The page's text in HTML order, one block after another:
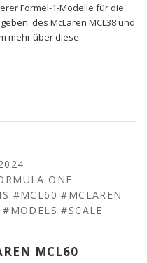
Formel-1-Modelle für die
des McLaren MCL38 und
mehr über diese
ONE
#MCL60 #MCLAREN
#MODELS #SCALE
MCL60